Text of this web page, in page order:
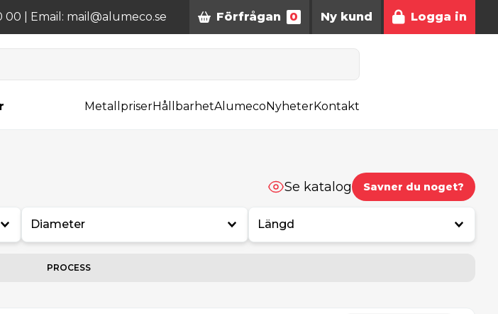
00 | Email: mail@alumeco.se Förfrågan 0 Ny kund Logga in
MetallpriserHållbarhetAlumecoNyheterKontakt
Se katalog Savner du noget?
Diameter Längd
PROCESS